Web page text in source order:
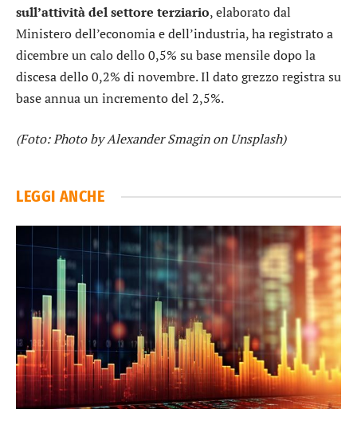
sull’attività del settore terziario, elaborato dal
Ministero dell’economia e dell’industria, ha registrato a
dicembre un calo dello 0,5% su base mensile dopo la
discesa dello 0,2% di novembre. Il dato grezzo registra su
base annua un incremento del 2,5%.
(Foto: Photo by Alexander Smagin on Unsplash)
LEGGI ANCHE